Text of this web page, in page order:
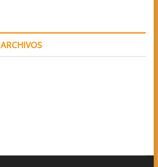
ARCHIVOS